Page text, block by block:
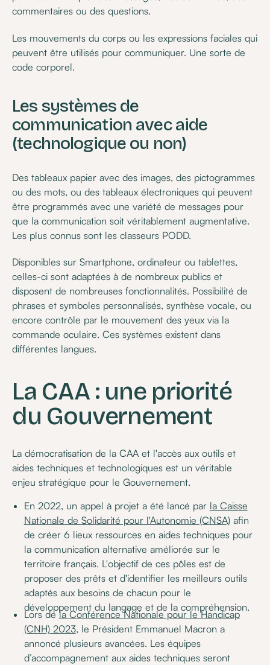
commentaires ou des questions.
Les mouvements du corps ou les expressions faciales qui
peuvent être utilisés pour communiquer. Une sorte de
code corporel.
Les systèmes de
communication avec aide
(technologique ou non)
Des tableaux papier avec des images, des pictogrammes
ou des mots, ou des tableaux électroniques qui peuvent
être programmés avec une variété de messages pour
que la communication soit véritablement augmentative.
Les plus connus sont les classeurs PODD.
Disponibles sur Smartphone, ordinateur ou tablettes,
celles-ci sont adaptées à de nombreux publics et
disposent de nombreuses fonctionnalités. Possibilité de
phrases et symboles personnalisés, synthèse vocale, ou
encore contrôle par le mouvement des yeux via la
commande oculaire. Ces systèmes existent dans
différentes langues.
La CAA : une priorité
du Gouvernement
La démocratisation de la CAA et l'accès aux outils et
aides techniques et technologiques est un véritable
enjeu stratégique pour le Gouvernement.
En 2022, un appel à projet a été lancé par la Caisse
Nationale de Solidarité pour l'Autonomie (CNSA)afin
de créer 6 lieux ressources en aides techniques pour
la communication alternative améliorée sur le
territoire français. L'objectif de ces pôles est de
proposer des prêts et d'identifier les meilleurs outils
adaptés aux besoins de chacun pour le
développement du langage et de la compréhension.
Lors dela Conférence Nationale pour le Handicap
(CNH) 2023, le Président Emmanuel Macron a
annoncé plusieurs avancées. Les équipes
d’accompagnement aux aides techniques seront